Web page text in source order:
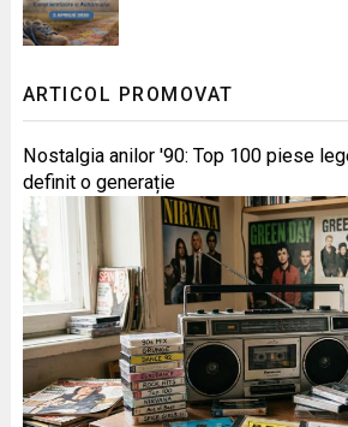
ARTICOL PROMOVAT
Nostalgia anilor '90: Top 100 piese
definit o generație